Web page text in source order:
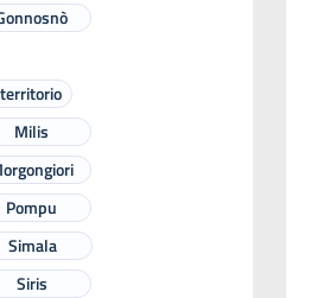
Milis
Pompu
Simala
Siris